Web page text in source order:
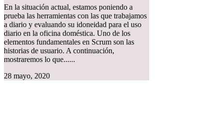
En la situación actual, estamos poniendo a
prueba las herramientas con las que trabajamos
a diario y evaluando su idoneidad para el uso
diario en la oficina doméstica. Uno de los
elementos fundamentales en Scrum son las
historias de usuario. A continuación,
mostraremos lo que......
28 mayo, 2020